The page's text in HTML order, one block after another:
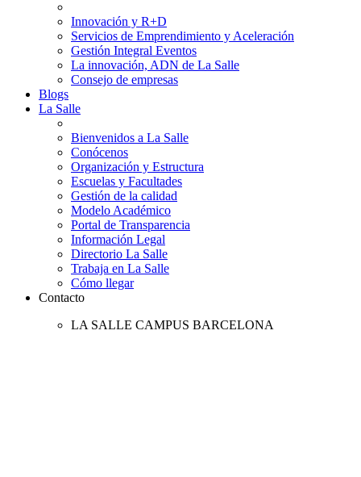
Innovación y R+D
Servicios de Emprendimiento y Aceleración
Gestión Integral Eventos
La innovación, ADN de La Salle
Consejo de empresas
Blogs
La Salle
Bienvenidos a La Salle
Conócenos
Organización y Estructura
Escuelas y Facultades
Gestión de la calidad
Modelo Académico
Portal de Transparencia
Información Legal
Directorio La Salle
Trabaja en La Salle
Cómo llegar
Contacto
LA SALLE CAMPUS BARCELONA